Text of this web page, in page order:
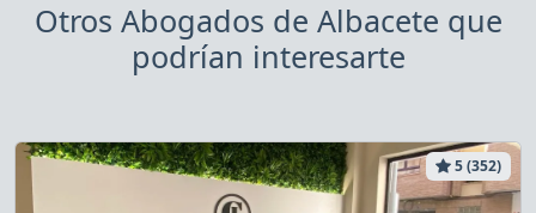
Otros Abogados de Albacete que
podrían interesarte
5 (352)